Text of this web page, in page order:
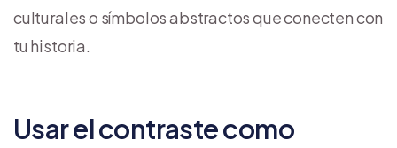
culturales o símbolos abstractos que conecten con
tu historia.
Usar el contraste como